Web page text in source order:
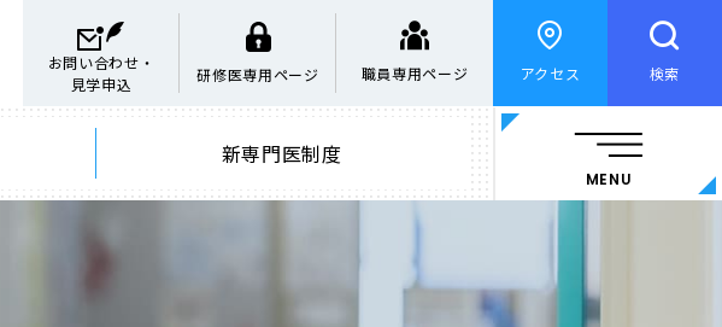
お問い合わせ・
見学申込
研修医専用ページ 職員専用ページ アクセス 検索
新専門医制度